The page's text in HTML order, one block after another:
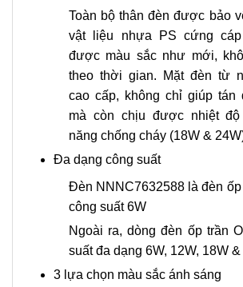
Toàn bộ thân đèn được bảo
vật liệu nhựa PS cứng
được màu sắc như mới,
theo thời gian. Mặt đèn từ
cao cấp, không chỉ giúp tán
mà còn chịu được nhiệt
năng chống cháy (18W &
Đa dạng công suất
Đèn NNNC7632588 là đèn
công suất 6W
Ngoài ra, dòng đèn ốp trần
suất đa dạng 6W, 12W, 18W
3 lựa chọn màu sắc ánh sáng